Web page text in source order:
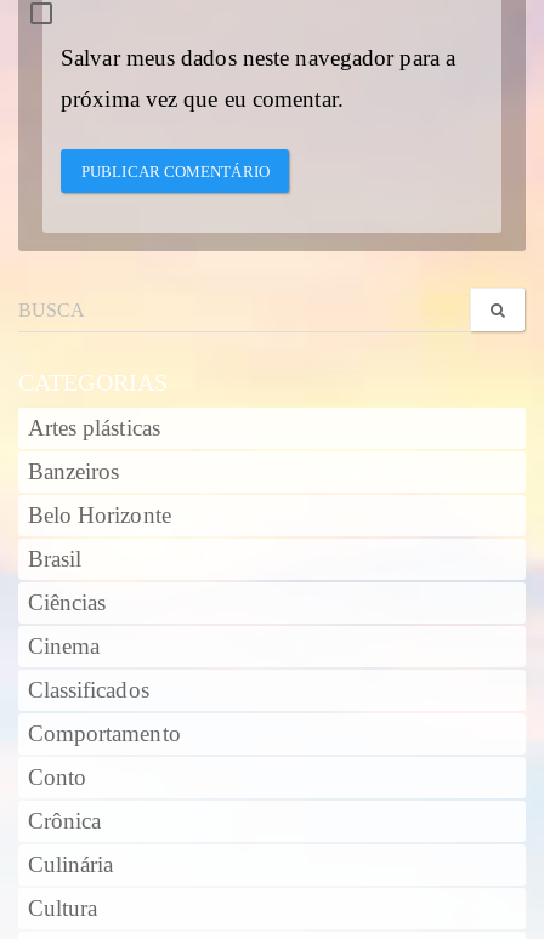
Salvar meus dados neste navegador para a
próxima vez que eu comentar.
CATEGORIAS
Artes plásticas
Banzeiros
Belo Horizonte
Brasil
Ciências
Cinema
Classificados
Comportamento
Conto
Crônica
Culinária
Cultura